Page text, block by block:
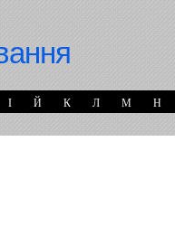
І Й К Л М Н